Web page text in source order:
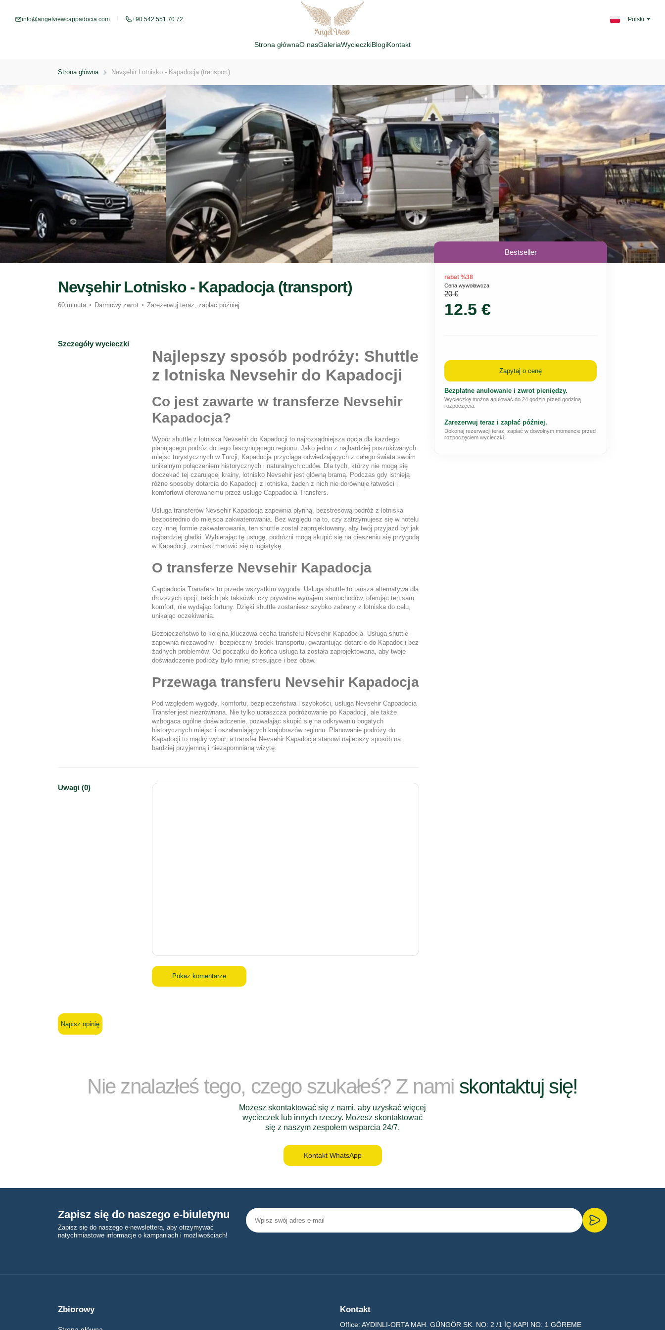
info@angelviewcappadocia.com +90 542 551 70 72 Polski
Strona głównaO nasGaleriaWycieczkiBlogiKontakt
Strona główna Nevşehir Lotnisko - Kapadocja (transport)
Nevşehir Lotnisko - Kapadocja (transport)
60 minuta Darmowy zwrot Zarezerwuj teraz, zapłać później
Szczegóły wycieczki
Najlepszy sposób podróży: Shuttle
z lotniska Nevsehir do Kapadocji
Co jest zawarte w transferze Nevsehir
Kapadocja?
Wybór shuttle z lotniska Nevsehir do Kapadocji to najrozsądniejsza opcja dla każdego
planującego podróż do tego fascynującego regionu. Jako jedno z najbardziej poszukiwanych
miejsc turystycznych w Turcji, Kapadocja przyciąga odwiedzających z całego świata swoim
unikalnym połączeniem historycznych i naturalnych cudów. Dla tych, którzy nie mogą się
doczekać tej czarującej krainy, lotnisko Nevsehir jest główną bramą. Podczas gdy istnieją
różne sposoby dotarcia do Kapadocji z lotniska, żaden z nich nie dorównuje łatwości i
komfortowi oferowanemu przez usługę Cappadocia Transfers.
Usługa transferów Nevsehir Kapadocja zapewnia płynną, bezstresową podróż z lotniska
bezpośrednio do miejsca zakwaterowania. Bez względu na to, czy zatrzymujesz się w hotelu
czy innej formie zakwaterowania, ten shuttle został zaprojektowany, aby twój przyjazd był jak
najbardziej gładki. Wybierając tę usługę, podróżni mogą skupić się na cieszeniu się przygodą
w Kapadocji, zamiast martwić się o logistykę.
O transferze Nevsehir Kapadocja
Cappadocia Transfers to przede wszystkim wygoda. Usługa shuttle to tańsza alternatywa dla
droższych opcji, takich jak taksówki czy prywatne wynajem samochodów, oferując ten sam
komfort, nie wydając fortuny. Dzięki shuttle zostaniesz szybko zabrany z lotniska do celu,
unikając oczekiwania.
Bezpieczeństwo to kolejna kluczowa cecha transferu Nevsehir Kapadocja. Usługa shuttle
zapewnia niezawodny i bezpieczny środek transportu, gwarantując dotarcie do Kapadocji bez
żadnych problemów. Od początku do końca usługa ta została zaprojektowana, aby twoje
doświadczenie podróży było mniej stresujące i bez obaw.
Przewaga transferu Nevsehir Kapadocja
Pod względem wygody, komfortu, bezpieczeństwa i szybkości, usługa Nevsehir Cappadocia
Transfer jest niezrównana. Nie tylko upraszcza podróżowanie po Kapadocji, ale także
wzbogaca ogólne doświadczenie, pozwalając skupić się na odkrywaniu bogatych
historycznych miejsc i oszałamiających krajobrazów regionu. Planowanie podróży do
Kapadocji to mądry wybór, a transfer Nevsehir Kapadocja stanowi najlepszy sposób na
bardziej przyjemną i niezapomnianą wizytę.
Uwagi (0)
Pokaż komentarze
Napisz opinię
Bestseller
rabat %38
Cena wywoławcza
20 €
12.5 €
Zapytaj o cenę
Bezpłatne anulowanie i zwrot pieniędzy.
Wycieczkę można anulować do 24 godzin przed godziną
rozpoczęcia.
Zarezerwuj teraz i zapłać później.
Dokonaj rezerwacji teraz, zapłać w dowolnym momencie przed
rozpoczęciem wycieczki.
Nie znalazłeś tego, czego szukałeś? Z nami skontaktuj się!
Możesz skontaktować się z nami, aby uzyskać więcej
wycieczek lub innych rzeczy. Możesz skontaktować
się z naszym zespołem wsparcia 24/7.
Kontakt WhatsApp
Zapisz się do naszego e-biuletynu
Zapisz się do naszego e-newslettera, aby otrzymywać
natychmiastowe informacje o kampaniach i możliwościach!
Zbiorowy Kontakt
Office: AYDINLI-ORTA MAH. GÜNGÖR SK. NO: 2 /1 İÇ KAPI NO: 1 GÖREME